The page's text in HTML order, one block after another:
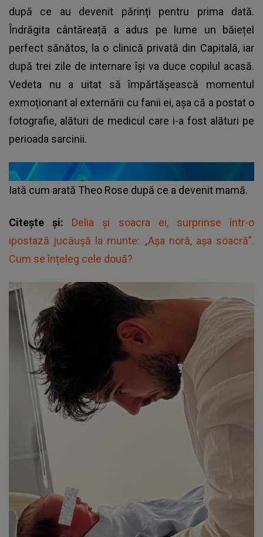
după ce au devenit părinți pentru prima dată.
Îndrăgita cântăreață a adus pe lume un băiețel
perfect sănătos, la o clinică privată din Capitală, iar
după trei zile de internare își va duce copilul acasă.
Vedeta nu a uitat să împărtășească momentul
exmoționant al externării cu fanii ei, așa că a postat o
fotografie, alături de medicul care i-a fost alături pe
perioada sarcinii.
Iată cum arată Theo Rose după ce a devenit mamă.
Citește și: Delia și soacra ei, surprinse într-o
ipostază jucăușă la munte: „Așa noră, așa soacră”.
Cum se înțeleg cele două?